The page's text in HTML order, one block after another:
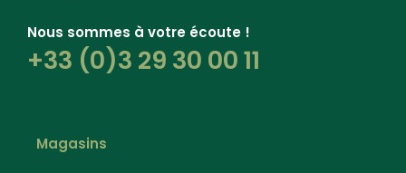
Nous sommes à votre écoute !
+33 (0)3 29 30 00 11
Magasins